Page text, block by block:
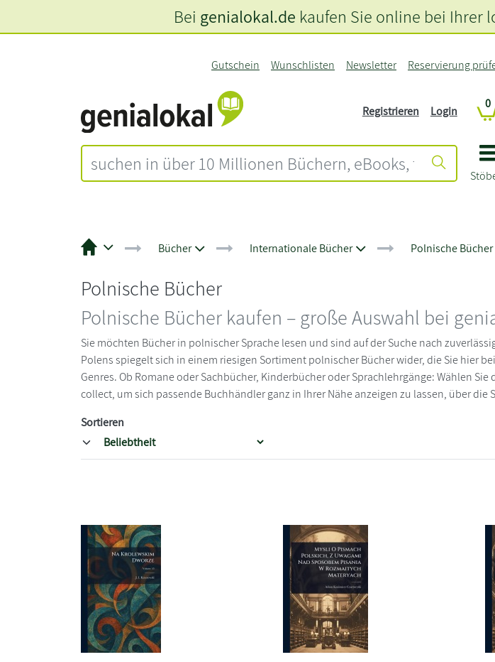
Gutschein Wunschlisten Newsletter Reservierung
Registrieren Login
0
Bei genialokal.de kaufen Sie online bei Ihrer
Bücher Internationale Bücher Polnische Bücher
Polnische Bücher
Polnische Bücher kaufen – große Auswahl bei
Sie möchten Bücher in polnischer Sprache lesen und sind auf der Suche nach
Polens spiegelt sich in einem riesigen Sortiment polnischer Bücher wider, die Sie hier
Genres. Ob Romane oder Sachbücher, Kinderbücher oder Sprachlehrgänge: Wählen
collect, um sich passende Buchhändler ganz in Ihrer Nähe anzeigen zu lassen, über
Sortieren